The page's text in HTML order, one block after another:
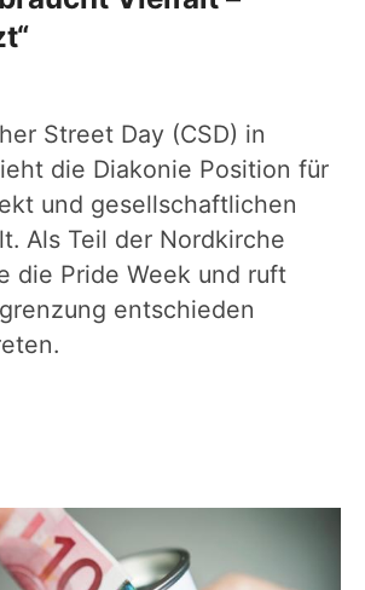
Street Day (CSD) in
die Diakonie Position für
und gesellschaftlichen
Als Teil der Nordkirche
die Pride Week und ruft
entschieden